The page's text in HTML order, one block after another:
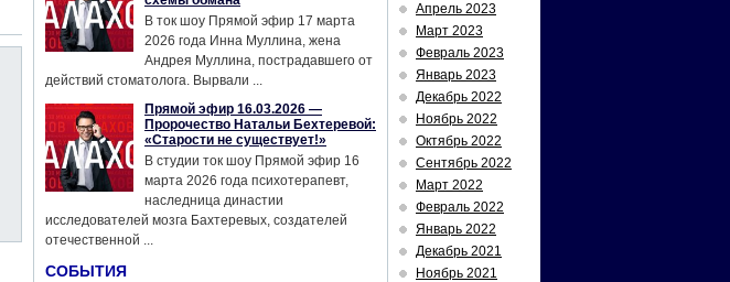
В ток шоу Прямой эфир 17 марта
2026 года Инна Муллина, жена
Андрея Муллина, пострадавшего от
действий стоматолога. Вырвали ...
Прямой эфир 16.03.2026 —
Пророчество Натальи Бехтеревой:
«Старости не существует!»
В студии ток шоу Прямой эфир 16
марта 2026 года психотерапевт,
наследница династии
исследователей мозга Бахтеревых, создателей
отечественной ...
СОБЫТИЯ
Апрель 2023
Март 2023
Февраль 2023
Январь 2023
Декабрь 2022
Ноябрь 2022
Октябрь 2022
Сентябрь 2022
Март 2022
Февраль 2022
Январь 2022
Декабрь 2021
Ноябрь 2021